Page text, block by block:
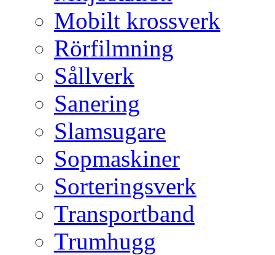
Mobilt krossverk
Rörfilmning
Sållverk
Sanering
Slamsugare
Sopmaskiner
Sorteringsverk
Transportband
Trumhugg